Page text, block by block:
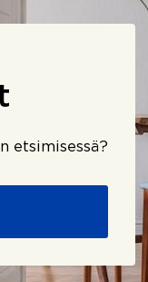
etsimisessä?